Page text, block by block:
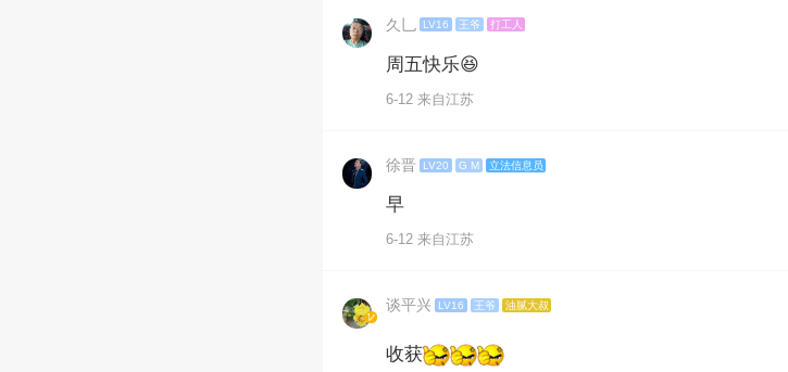
久乚 LV16 王爷 打工人
周五快乐😆
6-12 来自江苏
徐晋 LV20 G M 立法信息员
早
6-12 来自江苏
谈平兴 LV16 王爷 油腻大叔
收获